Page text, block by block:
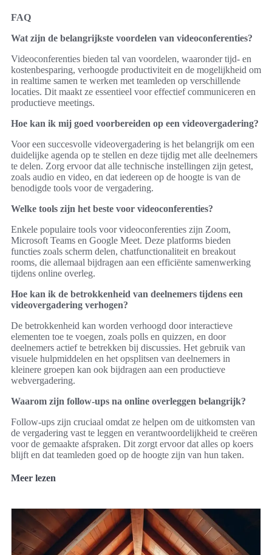
FAQ
Wat zijn de belangrijkste voordelen van videoconferenties?
Videoconferenties bieden tal van voordelen, waaronder tijd- en
kostenbesparing, verhoogde productiviteit en de mogelijkheid om
in realtime samen te werken met teamleden op verschillende
locaties. Dit maakt ze essentieel voor effectief communiceren en
productieve meetings.
Hoe kan ik mij goed voorbereiden op een videovergadering?
Voor een succesvolle videovergadering is het belangrijk om een
duidelijke agenda op te stellen en deze tijdig met alle deelnemers
te delen. Zorg ervoor dat alle technische instellingen zijn getest,
zoals audio en video, en dat iedereen op de hoogte is van de
benodigde tools voor de vergadering.
Welke tools zijn het beste voor videoconferenties?
Enkele populaire tools voor videoconferenties zijn Zoom,
Microsoft Teams en Google Meet. Deze platforms bieden
functies zoals scherm delen, chatfunctionaliteit en breakout
rooms, die allemaal bijdragen aan een efficiënte samenwerking
tijdens online overleg.
Hoe kan ik de betrokkenheid van deelnemers tijdens een
videovergadering verhogen?
De betrokkenheid kan worden verhoogd door interactieve
elementen toe te voegen, zoals polls en quizzen, en door
deelnemers actief te betrekken bij discussies. Het gebruik van
visuele hulpmiddelen en het opsplitsen van deelnemers in
kleinere groepen kan ook bijdragen aan een productieve
webvergadering.
Waarom zijn follow-ups na online overleggen belangrijk?
Follow-ups zijn cruciaal omdat ze helpen om de uitkomsten van
de vergadering vast te leggen en verantwoordelijkheid te creëren
voor de gemaakte afspraken. Dit zorgt ervoor dat alles op koers
blijft en dat teamleden goed op de hoogte zijn van hun taken.
Meer lezen